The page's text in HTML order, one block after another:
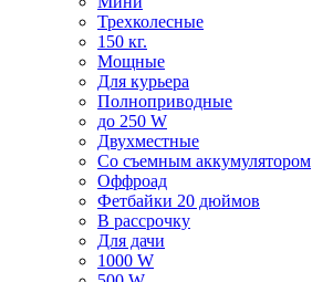
Трехколесные
150 кг.
Мощные
Для курьера
Полноприводные
до 250 W
Двухместные
Со съемным аккумулятором
Оффроад
Фетбайки 20 дюймов
В рассрочку
Для дачи
1000 W